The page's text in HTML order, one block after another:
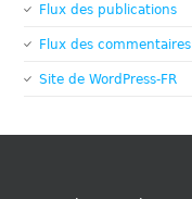
Flux des publications
Flux des commentaires
Site de WordPress-FR